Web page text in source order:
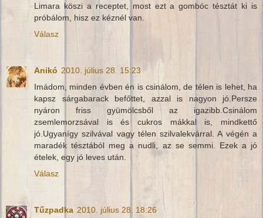
Limara köszi a receptet, most ezt a gombóc tésztát ki is
próbálom, hisz ez kéznél van.
Válasz
Anikó 2010. július 28. 15:23
Imádom, minden évben én is csinálom, de télen is lehet, ha
kapsz sárgabarack befőttet, azzal is nagyon jó.Persze
nyáron friss gyümölcsből az igazibb.Csinálom
zsemlemorzsával is és cukros mákkal is, mindkettő
jó.Ugyanígy szilvával vagy télen szilvalekvárral. A végén a
maradék tésztából meg a nudli, az se semmi. Ezek a jó
ételek, egy jó leves után.
Válasz
Tűzpadka 2010. július 28. 18:26